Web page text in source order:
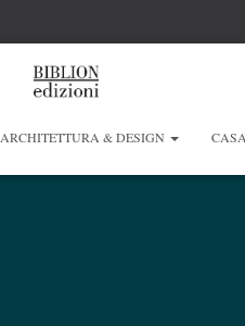
ARCHITETTURA & DESIGN